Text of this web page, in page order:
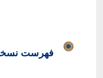
فهرست